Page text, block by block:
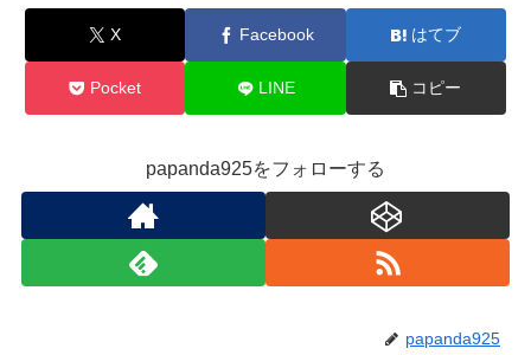
X Facebook はてブ
Pocket LINE コピー
papanda925をフォローする
papanda925